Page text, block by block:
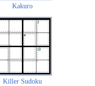
Kakuro
Killer Sudoku